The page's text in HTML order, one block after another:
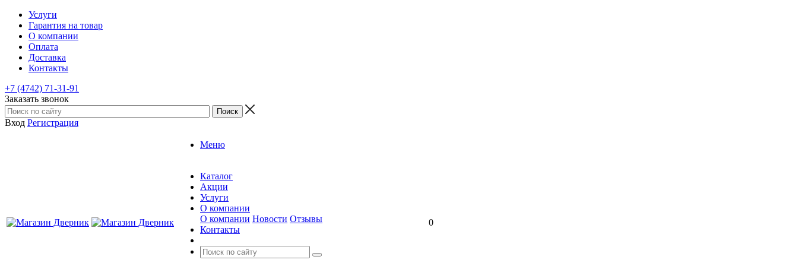
Услуги
Гарантия на товар
О компании
Оплата
Доставка
Контакты
+7 (4742) 71-31-91
Заказать звонок
Вход Регистрация
Меню
Каталог
Акции
Услуги
О компании
О компании Новости Отзывы
Контакты
0